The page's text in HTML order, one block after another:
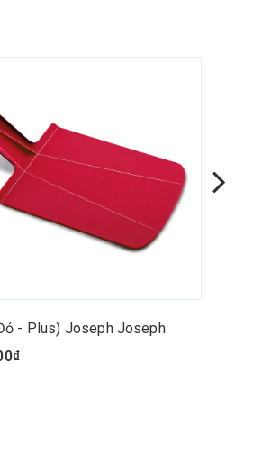
- Plus) Joseph Joseph